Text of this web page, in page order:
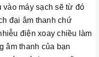
vào máy sạch sẽ từ đó
đại âm thanh chứ
điện xoay chiều làm
âm thanh của bạn